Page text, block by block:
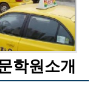
학원소개